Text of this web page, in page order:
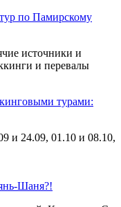
по Памирскому
источники и
и перевалы
турами:
и 24.09, 01.10 и 08.10,
Шаня?!